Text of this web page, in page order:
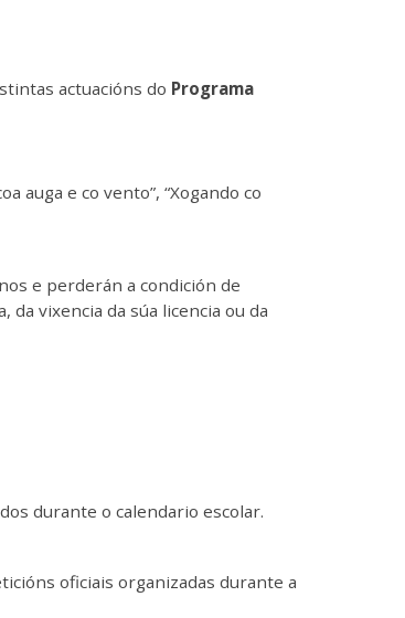
actuacións do Programa
auga e co vento”, “Xogando co
e perderán a condición de
vixencia da súa licencia ou da
durante o calendario escolar.
oficiais organizadas durante a